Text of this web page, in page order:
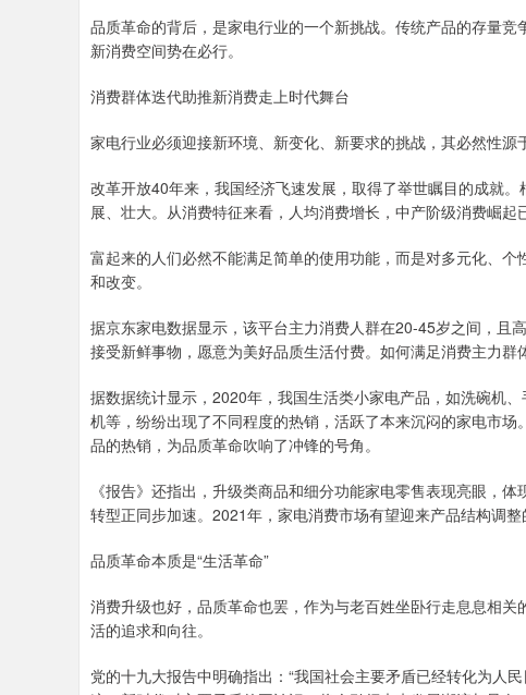
品质革命的背后，是家电行业的一个新挑战。传统产品的存量
新消费空间势在必行。
消费群体迭代助推新消费走上时代舞台
家电行业必须迎接新环境、新变化、新要求的挑战，其必然性源
改革开放40年来，我国经济飞速发展，取得了举世瞩目的成就
展、壮大。从消费特征来看，人均消费增长，中产阶级消费崛起
富起来的人们必然不能满足简单的使用功能，而是对多元化、
和改变。
据京东家电数据显示，该平台主力消费人群在20-45岁之间，且
接受新鲜事物，愿意为美好品质生活付费。如何满足消费主力群
据数据统计显示，2020年，我国生活类小家电产品，如洗碗机
机等，纷纷出现了不同程度的热销，活跃了本来沉闷的家电市
品的热销，为品质革命吹响了冲锋的号角。
《报告》还指出，升级类商品和细分功能家电零售表现亮眼，
转型正同步加速。2021年，家电消费市场有望迎来产品结构调
品质革命本质是“生活革命”
消费升级也好，品质革命也罢，作为与老百姓坐卧行走息息相
活的追求和向往。
党的十九大报告中明确指出：“我国社会主要矛盾已经转化为人